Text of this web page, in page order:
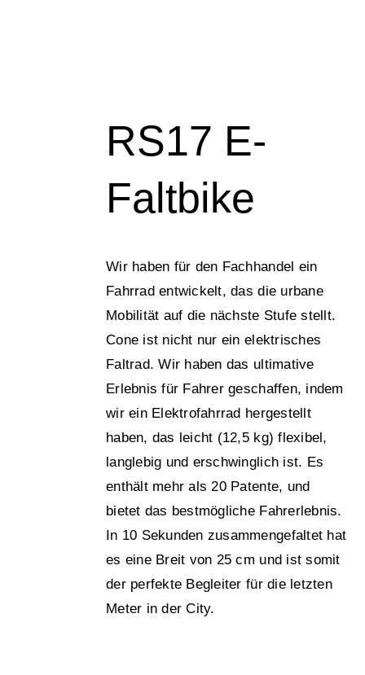
RS17 E-
Faltbike
Wir haben für den Fachhandel ein
Fahrrad entwickelt, das die urbane
Mobilität auf die nächste Stufe stellt.
Cone ist nicht nur ein elektrisches
Faltrad. Wir haben das ultimative
Erlebnis für Fahrer geschaffen, indem
wir ein Elektrofahrrad hergestellt
haben, das leicht (12,5 kg) flexibel,
langlebig und erschwinglich ist. Es
enthält mehr als 20 Patente, und
bietet das bestmögliche Fahrerlebnis.
In 10 Sekunden zusammengefaltet hat
es eine Breit von 25 cm und ist somit
der perfekte Begleiter für die letzten
Meter in der City.